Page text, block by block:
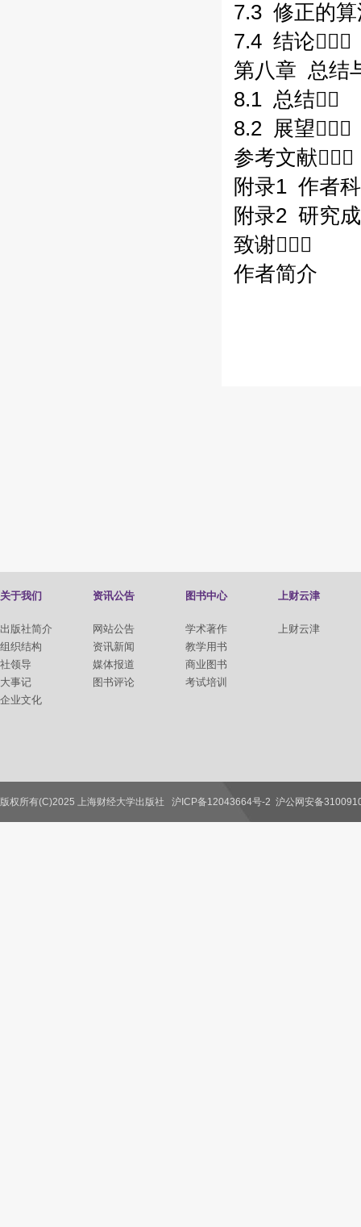
7.3 修正的
7.4 结论
第八章 总结
8.1 总结
8.2 展望
参考文献
附录1 作者
附录2 研究
致谢
作者简介
关于我们
出版社简介
组织结构
社领导
大事记
企业文化
资讯公告
网站公告
资讯新闻
媒体报道
图书评论
图书中心
学术著作
教学用书
商业图书
考试培训
上财云津
上财云津
联系我们
版权所有(C)2025 上海财经大学出版社 沪ICP备12043664号-2 沪公网安备